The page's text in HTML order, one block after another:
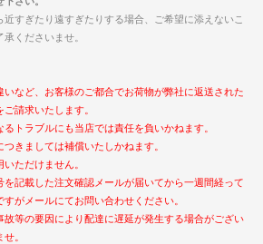
すぎたり遠すぎたりする場合、ご希望に添えないこ
くださいませ。
いなど、お客様のご都合でお荷物が弊社に返送された
請求いたします。
るトラブルにも当店では責任を負いかねます。
きましては補償いたしかねます。
ただけません。
を記載した注文確認メールが届いてから一週間経って
がメールにてお問い合わせください。
故等の要因により配達に遅延が発生する場合がござい
。